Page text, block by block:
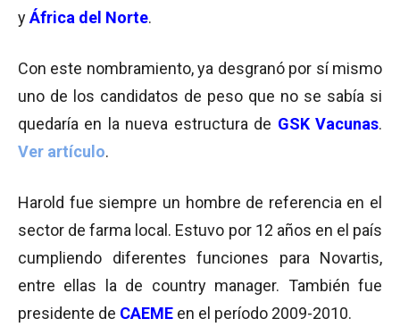
yÁfrica del Norte.
Con este nombramiento, ya desgranó por sí mismo
uno de los candidatos de peso que no se sabía si
quedaría en la nueva estructura de GSK Vacunas.
Ver artículo.
Harold fue siempre un hombre de referencia en el
sector de farma local. Estuvo por 12 años en el país
cumpliendo diferentes funciones para Novartis,
entre ellas la de country manager. También fue
presidente de CAEME en el período 2009-2010.